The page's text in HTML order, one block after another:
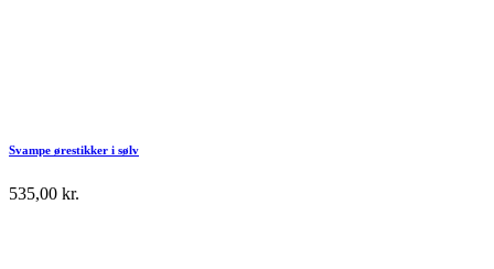
Svampe ørestikker i sølv
535,00 kr.